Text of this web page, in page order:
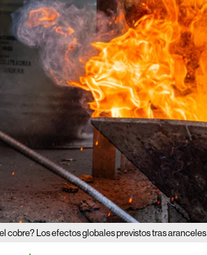
cobre? Los efectos globales previstos tras aranceles